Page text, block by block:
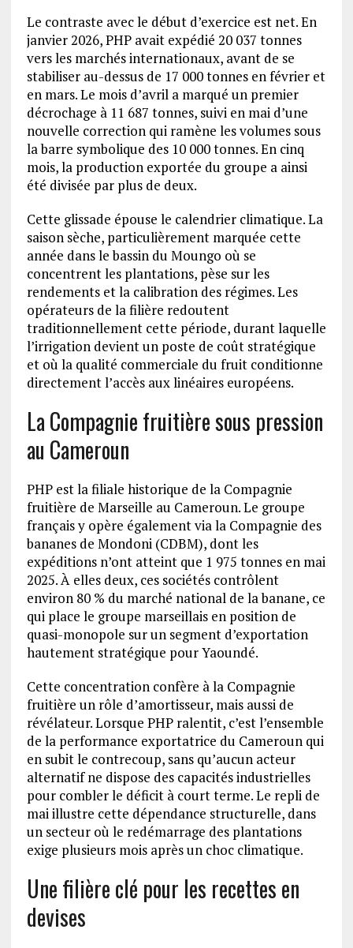
Le contraste avec le début d’exercice est net. En
janvier 2026, PHP avait expédié 20 037 tonnes
vers les marchés internationaux, avant de se
stabiliser au-dessus de 17 000 tonnes en février et
en mars. Le mois d’avril a marqué un premier
décrochage à 11 687 tonnes, suivi en mai d’une
nouvelle correction qui ramène les volumes sous
la barre symbolique des 10 000 tonnes. En cinq
mois, la production exportée du groupe a ainsi
été divisée par plus de deux.
Cette glissade épouse le calendrier climatique. La
saison sèche, particulièrement marquée cette
année dans le bassin du Moungo où se
concentrent les plantations, pèse sur les
rendements et la calibration des régimes. Les
opérateurs de la filière redoutent
traditionnellement cette période, durant laquelle
l’irrigation devient un poste de coût stratégique
et où la qualité commerciale du fruit conditionne
directement l’accès aux linéaires européens.
La Compagnie fruitière sous pression
au Cameroun
PHP est la filiale historique de la Compagnie
fruitière de Marseille au Cameroun. Le groupe
français y opère également via la Compagnie des
bananes de Mondoni (CDBM), dont les
expéditions n’ont atteint que 1 975 tonnes en mai
2025. À elles deux, ces sociétés contrôlent
environ 80 % du marché national de la banane, ce
qui place le groupe marseillais en position de
quasi-monopole sur un segment d’exportation
hautement stratégique pour Yaoundé.
Cette concentration confère à la Compagnie
fruitière un rôle d’amortisseur, mais aussi de
révélateur. Lorsque PHP ralentit, c’est l’ensemble
de la performance exportatrice du Cameroun qui
en subit le contrecoup, sans qu’aucun acteur
alternatif ne dispose des capacités industrielles
pour combler le déficit à court terme. Le repli de
mai illustre cette dépendance structurelle, dans
un secteur où le redémarrage des plantations
exige plusieurs mois après un choc climatique.
Une filière clé pour les recettes en
devises